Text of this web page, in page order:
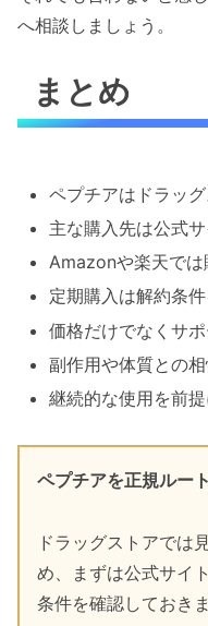
へ相談しましょう。
まとめ
ペプチアはドラッ
主な購入先は公式
Amazonや楽天で
定期購入は解約条
価格だけでなくサ
副作用や体質との
継続的な使用を前
ペプチアを正規ルー
ドラッグストアでは
め、まずは公式サイ
条件を確認しておき